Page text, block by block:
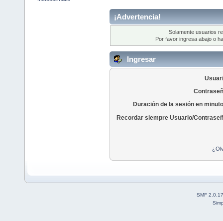
¡Advertencia!
Solamente usuarios
Por favor ingresa abajo o
Ingresar
Duración de la sesión en
Recordar siempre Usuario/
SMF 2.0.17